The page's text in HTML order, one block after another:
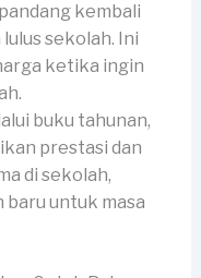
kembali
sekolah. Ini
ketika ingin
buku tahunan,
prestasi dan
di sekolah,
untuk masa